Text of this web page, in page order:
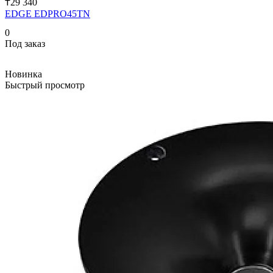
EDGE EDPRO45TN
0
Под заказ
Новинка
Быстрый просмотр